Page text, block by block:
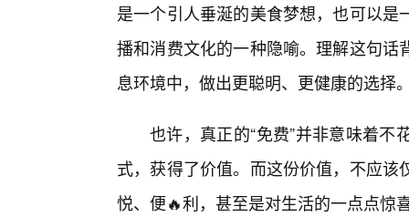
是一个引人垂涎的美食梦想，也可以
播和消费文化的一种隐喻。理解这句
息环境中，做出更聪明、更健康的选择
也许，真正的“免费”并非意味着
式，获得了价值。而这份价值，不应
悦、便🔥利，甚至是对生活的一点点惊